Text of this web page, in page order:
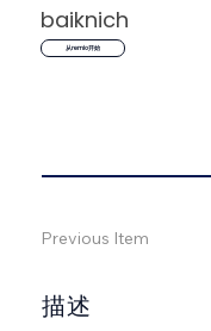
baiknich
从remio开始
描述
Previous Item